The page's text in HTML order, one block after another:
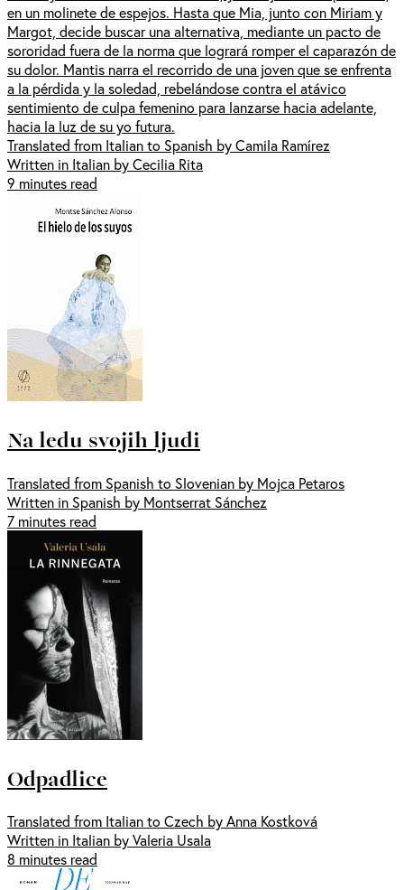
en un molinete de espejos. Hasta que Mia, junto con Miriam y
Margot, decide buscar una alternativa, mediante un pacto de
sororidad fuera de la norma que logrará romper el caparazón de
su dolor. Mantis narra el recorrido de una joven que se enfrenta
a la pérdida y la soledad, rebelándose contra el atávico
sentimiento de culpa femenino para lanzarse hacia adelante,
hacia la luz de su yo futura.
Translated from Italian to Spanish by Camila Ramírez
Written in Italian by Cecilia Rita
9 minutes read
Na ledu svojih ljudi
Translated from Spanish to Slovenian by Mojca Petaros
Written in Spanish by Montserrat Sánchez
7 minutes read
Odpadlice
Translated from Italian to Czech by Anna Kostková
Written in Italian by Valeria Usala
8 minutes read